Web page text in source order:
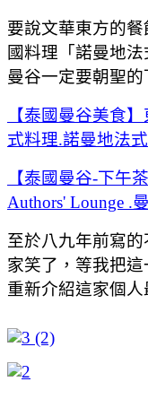
要說文華東方的
國料理「諾曼地法
曼谷一定要朝聖的
【泰國曼谷美食
式料理.諾曼地法
【泰國曼谷-下午
Authors' Lounge .
至於八九年前寫
家笑了，等我把
重新介紹這家個人